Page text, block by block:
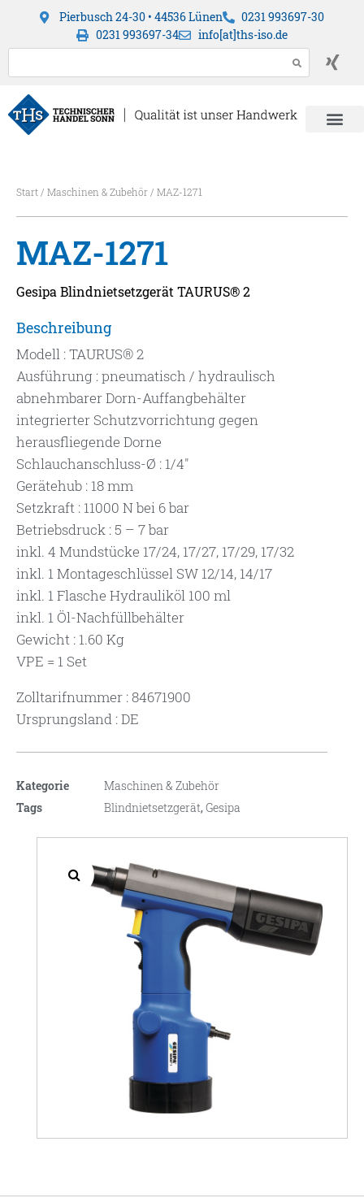
Pierbusch 24-30 • 44536 Lünen
0231 993697-30
0231 993697-34
info[at]ths-iso.de
Start/ Maschinen & Zubehör/ MAZ-1271
MAZ-1271
Gesipa Blindnietsetzgerät TAURUS® 2
Beschreibung
Modell : TAURUS® 2
Ausführung : pneumatisch / hydraulisch
abnehmbarer Dorn-Auffangbehälter
integrierter Schutzvorrichtung gegen
herausfliegende Dorne
Schlauchanschluss-Ø : 1/4″
Gerätehub : 18 mm
Setzkraft : 11000 N bei 6 bar
Betriebsdruck : 5 – 7 bar
inkl. 4 Mundstücke 17/24, 17/27, 17/29, 17/32
inkl. 1 Montageschlüssel SW 12/14, 14/17
inkl. 1 Flasche Hydrauliköl 100 ml
inkl. 1 Öl-Nachfüllbehälter
Gewicht : 1.60 Kg
VPE = 1 Set
Zolltarifnummer : 84671900
Ursprungsland : DE
Kategorie
Maschinen & Zubehör
Tags
Blindnietsetzgerät,Gesipa